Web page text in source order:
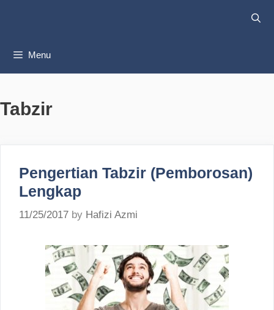
Menu
Tabzir
Pengertian Tabzir (Pemborosan)
Lengkap
11/25/2017 by Hafizi Azmi